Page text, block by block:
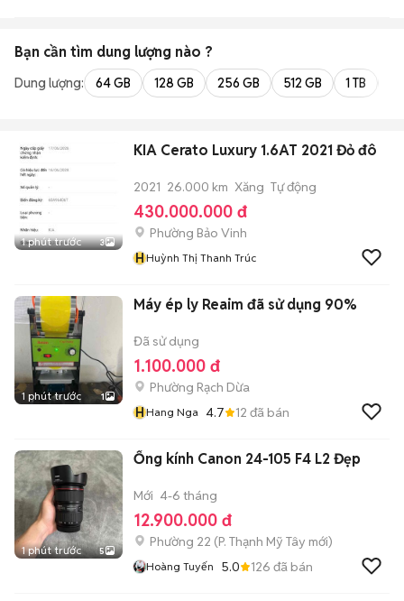
Bạn cần tìm dung lượng nào ?
Dung lượng: 64 GB 128 GB 256 GB 512 GB 1 TB
1 phút trước 3
KIA Cerato Luxury 1.6AT 2021 Đỏ đô
2021 26.000 km Xăng Tự động
430.000.000 đ
Phường Bảo Vinh
HHuỳnh Thị Thanh Trúc
1 phút trước 1
Máy ép ly Reaim đã sử dụng 90%
Đã sử dụng
1.100.000 đ
Phường Rạch Dừa
HHang Nga 4.7 12 đã bán
1 phút trước 5
Ống kính Canon 24-105 F4 L2 Đẹp
Mới 4-6 tháng
12.900.000 đ
Phường 22 (P. Thạnh Mỹ Tây mới)
Hoàng Tuyến 5.0 126 đã bán